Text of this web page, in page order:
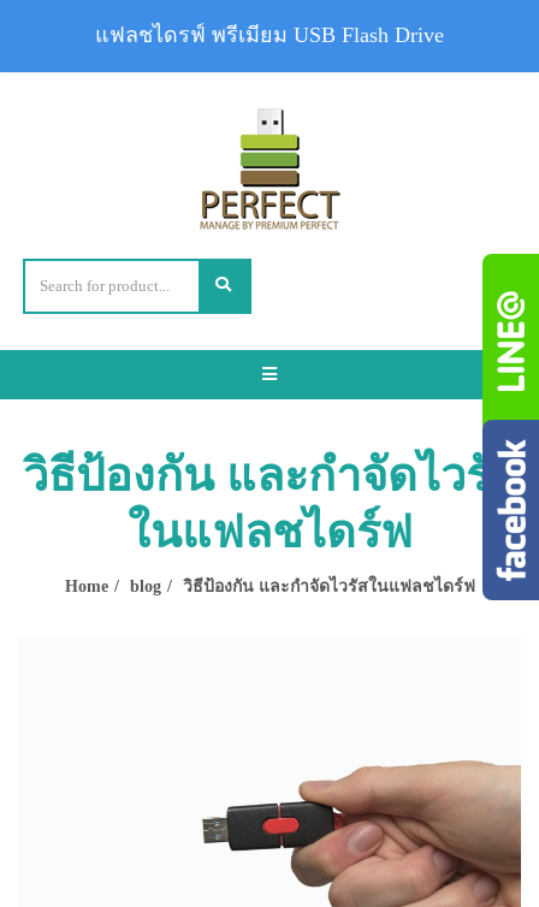
Toggle
วิธีป้องกัน และกำจัดไวรัส
ในแฟลชไดร์ฟ
Home blog วิธีป้องกัน และกำจัดไวรัสในแฟลชไดร์ฟ
แฟลชไดรฟ์ พรีเมียม USB Flash Drive